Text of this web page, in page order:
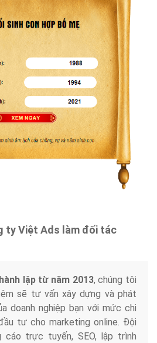
ty Việt Ads làm đối tác
lập từ năm 2013, chúng tôi
sẽ tư vấn xây dựng và phát
doanh nghiệp bạn với mức chi
tư cho marketing online. Đội
cáo trực tuyến, SEO, lập trình